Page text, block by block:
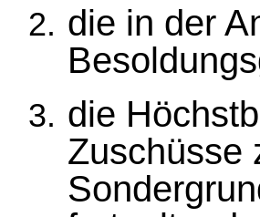
die in der
die
Zuschüsse